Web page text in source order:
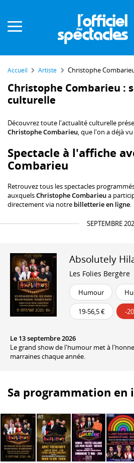
Accueil Artiste Christophe
Christophe Combarieu :
culturelle
Découvrez toute l'actualité culturelle
Christophe Combarieu, que l'on a déjà
Spectacle à l'affiche
Combarieu
Retrouvez tous les spectacles
auxquelsChristophe Combarieua
directement via notre billetterie en ligne.
SEPTEMBRE
Absolutely
Les Folies Bergère
Humour
19-56,5 € -
Le 13 septembre 2026
Le grand show de l'humour met à
marraines chaque année.
Sa programmation en